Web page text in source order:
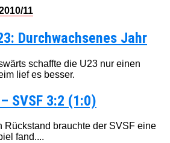
11
Durchwachsenes Jahr
schaffte die U23 nur einen
lief es besser.
SVSF 3:2 (1:0)
Rückstand brauchte der SVSF eine
fand....